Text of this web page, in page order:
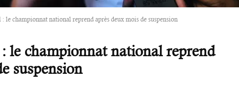
le championnat national reprend après deux mois de suspension
le championnat national reprend
suspension